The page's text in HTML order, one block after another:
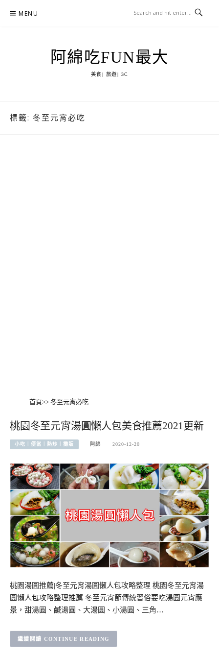
MENU
阿綿吃FUN最大
美食| 旅遊| 3C
標籤: 冬至元宵必吃
首頁>> 冬至元宵必吃
桃園冬至元宵湯圓懶人包美食推薦2021更新
小吃︱便當︱熱炒︱攤販 阿綿 2020-12-20
桃園湯圓推薦|冬至元宵湯圓懶人包攻略整理 桃園冬至元宵湯
圓懶人包攻略整理推薦 冬至元宵節傳統習俗要吃湯圓元宵應
景，甜湯圓、鹹湯圓、大湯圓、小湯圓、三角…
CONTINUE READING